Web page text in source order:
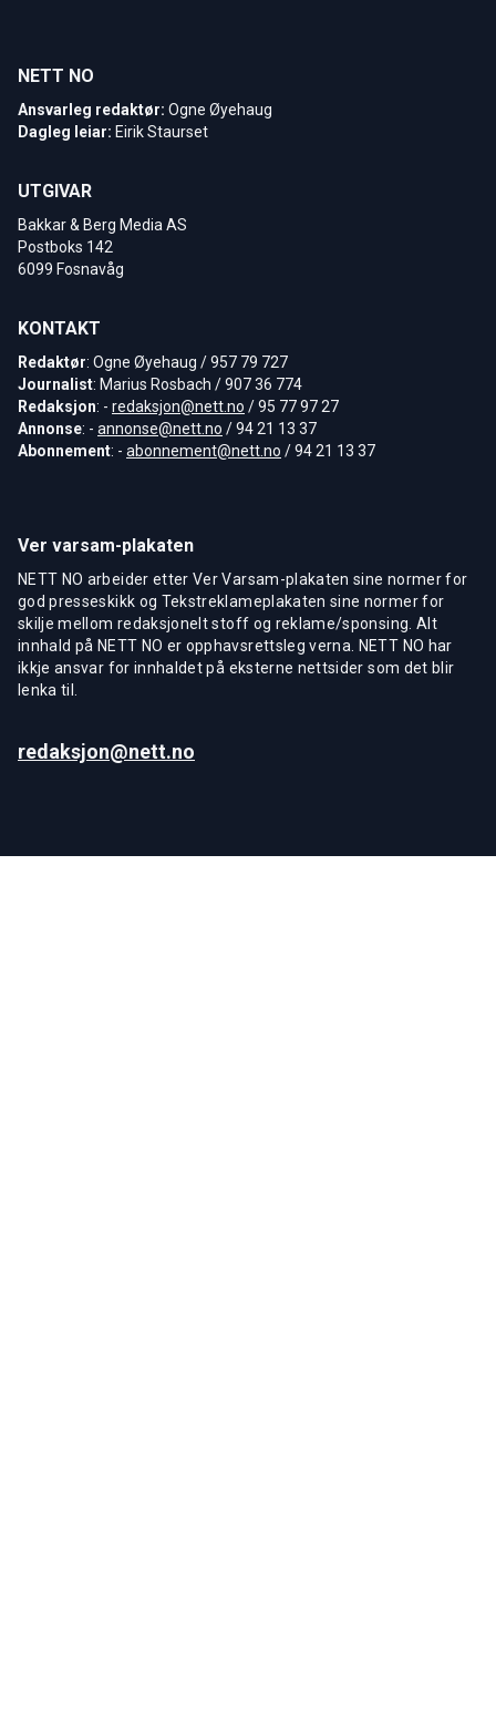
NETT NO
Ansvarleg redaktør: Ogne Øyehaug
Dagleg leiar: Eirik Staurset
UTGIVAR
Bakkar & Berg Media AS
Postboks 142
6099 Fosnavåg
KONTAKT
Redaktør: Ogne Øyehaug / 957 79 727
Journalist: Marius Rosbach / 907 36 774
Redaksjon: - redaksjon@nett.no / 95 77 97 27
Annonse: - annonse@nett.no / 94 21 13 37
Abonnement: - abonnement@nett.no / 94 21 13 37
Ver varsam-plakaten
NETT NO arbeider etter Ver Varsam-plakaten sine normer for
god presseskikk og Tekstreklameplakaten sine normer for
skilje mellom redaksjonelt stoff og reklame/sponsing. Alt
innhald på NETT NO er opphavsrettsleg verna. NETT NO har
ikkje ansvar for innhaldet på eksterne nettsider som det blir
lenka til.
redaksjon@nett.no